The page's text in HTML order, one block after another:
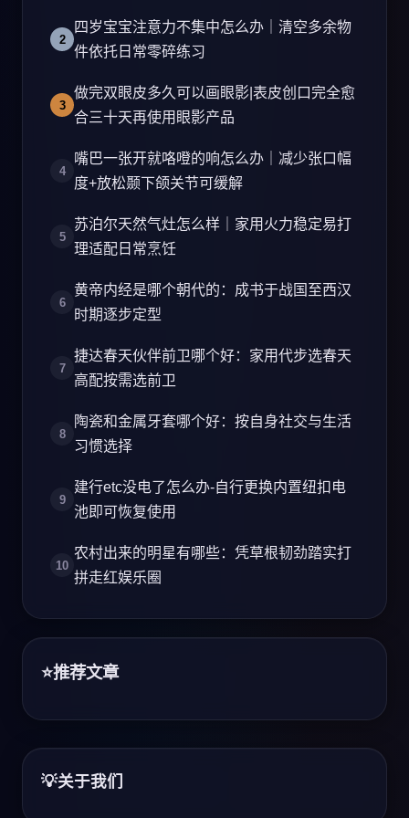
四岁宝宝注意力不集中怎么办｜清空多余物
件依托日常零碎练习
做完双眼皮多久可以画眼影|表皮创口完全愈
合三十天再使用眼影产品
嘴巴一张开就咯噔的响怎么办｜减少张口幅
度+放松颞下颌关节可缓解
苏泊尔天然气灶怎么样｜家用火力稳定易打
理适配日常烹饪
黄帝内经是哪个朝代的：成书于战国至西汉
时期逐步定型
捷达春天伙伴前卫哪个好：家用代步选春天
高配按需选前卫
陶瓷和金属牙套哪个好：按自身社交与生活
习惯选择
建行etc没电了怎么办-自行更换内置纽扣电
池即可恢复使用
农村出来的明星有哪些：凭草根韧劲踏实打
拼走红娱乐圈
推荐文章
关于我们